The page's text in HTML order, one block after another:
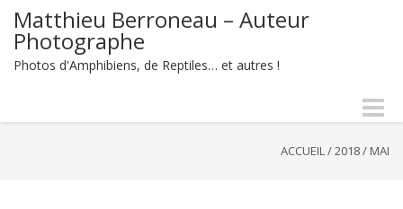
Matthieu Berroneau – Auteur
Photographe
Photos d'Amphibiens, de Reptiles… et autres !
-
ACCUEIL/2018/ MAI